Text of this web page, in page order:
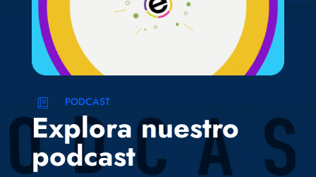
PODCAST
Explora nuestro
podcast